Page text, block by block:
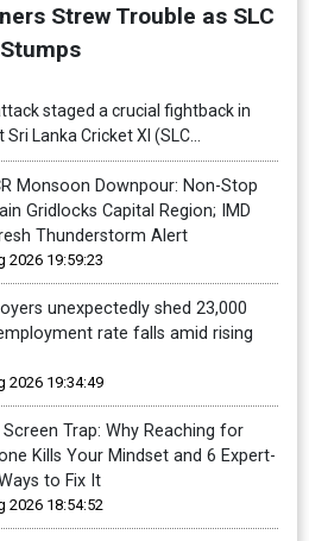
Strew Trouble as SLC
staged a crucial fightback in
Lanka Cricket XI (SLC...
Monsoon Downpour: Non-Stop
Gridlocks Capital Region; IMD
Thunderstorm Alert
2026 19:59:23
unexpectedly shed 23,000
rate falls amid rising
2026 19:34:49
Screen Trap: Why Reaching for
Kills Your Mindset and 6 Expert-
to Fix It
2026 18:54:52